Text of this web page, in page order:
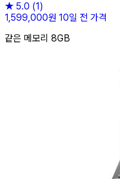
★ 5.0 (1)
1,599,000원 10일 전 가격
같은 메모리 8GB